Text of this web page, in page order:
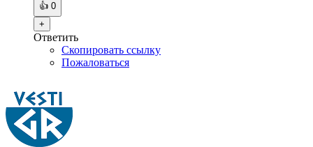
👍 0
+
Ответить
Скопировать ссылку
Пожаловаться